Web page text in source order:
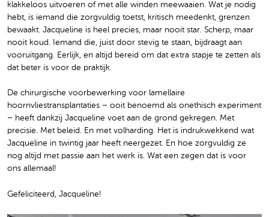
klakkeloos uitvoeren of met alle winden meewaaien. Wat je nodig
hebt, is iemand die zorgvuldig toetst, kritisch meedenkt, grenzen
bewaakt. Jacqueline is heel precies, maar nooit star. Scherp, maar
nooit koud. Iemand die, juist door stevig te staan, bijdraagt aan
vooruitgang. Eerlijk, en altijd bereid om dat extra stapje te zetten als
dat beter is voor de praktijk.
De chirurgische voorbewerking voor lamellaire
hoornvliestransplantaties – ooit benoemd als onethisch experiment
– heeft dankzij Jacqueline voet aan de grond gekregen. Met
precisie. Met beleid. En met volharding. Het is indrukwekkend wat
Jacqueline in twintig jaar heeft neergezet. En hoe zorgvuldig ze
nog altijd met passie aan het werk is. Wat een zegen dat is voor
ons allemaal!
Gefeliciteerd, Jacqueline!